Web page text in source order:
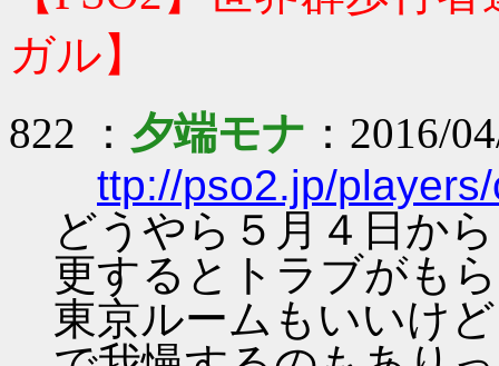
ガル】
822 ： 夕端モナ ：2016/
ttp://pso2.jp/
どうやら５月４日か
更するとトラブがも
東京ルームもいいけ